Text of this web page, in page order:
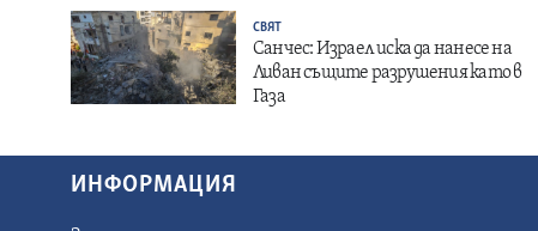
СВЯТ
Санчес: Израел иска да нанесе на
Ливан същите разрушения като в
Газа
ИНФОРМАЦИЯ